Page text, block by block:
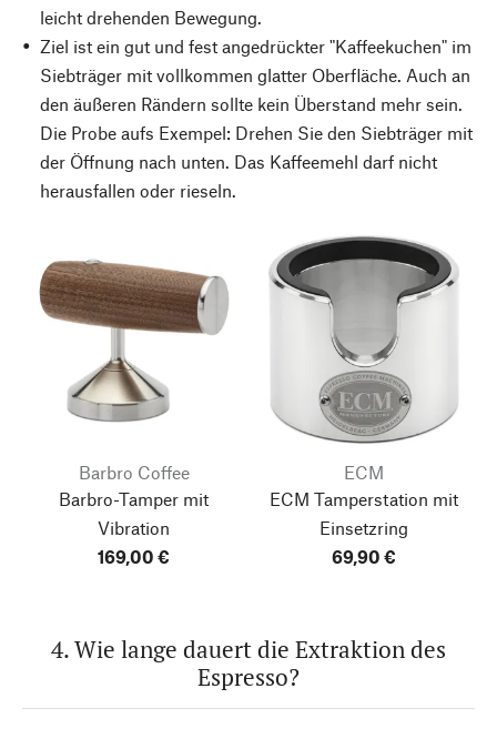
leicht drehenden Bewegung.
Ziel ist ein gut und fest angedrückter "Kaffeekuchen" im
Siebträger mit vollkommen glatter Oberfläche. Auch an
den äußeren Rändern sollte kein Überstand mehr sein.
Die Probe aufs Exempel: Drehen Sie den Siebträger mit
der Öffnung nach unten. Das Kaffeemehl darf nicht
herausfallen oder rieseln.
Barbro Coffee
Barbro-Tamper mit
Vibration
169,00 €
ECM
ECM Tamperstation mit
Einsetzring
69,90 €
4. Wie lange dauert die Extraktion des
Espresso?